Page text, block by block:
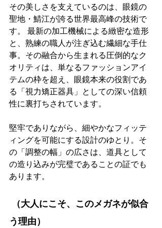
その美しさを支えているのは、眼鏡の
聖地・鯖江が誇る世界最高峰の技術で
す。 最新の加工機械による緻密な造形
と、熟練の職人が注ぎ込む繊細な手仕
事。その融合から生まれる圧倒的なク
オリティは、単なるファッションアイ
テムの枠を超え、眼鏡本来の役割であ
る「視力矯正器具」としての深い信頼
性に裏打ちされています。
堅牢でありながら、細やかなフィッテ
ィングを可能にする設計のゆとり。そ
の「調整の幅」の広さは、道具として
の造り込みが完璧であることの証でも
あります。
う理由）